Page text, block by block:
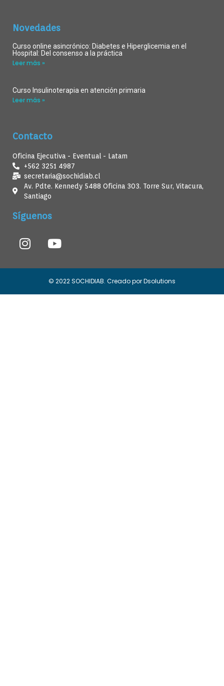
Novedades
Curso online asincrónico: Diabetes e Hiperglicemia en el
Hospital: Del consenso a la práctica
Leer más »
Curso Insulinoterapia en atención primaria
Leer más »
Contacto
Oficina Ejecutiva - Eventual - Latam
+562 3251 4987
secretaria@sochidiab.cl
Av. Pdte. Kennedy 5488 Oficina 303. Torre Sur, Vitacura,
Santiago
Síguenos
© 2022 SOCHIDIAB. Creado por Dsolutions